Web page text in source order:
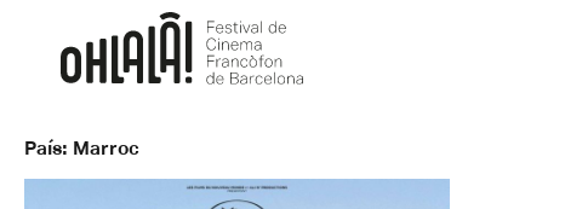
País: Marroc